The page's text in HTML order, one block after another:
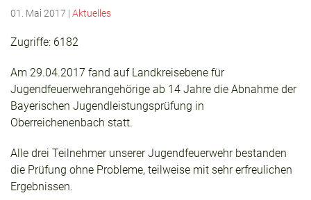
01. Mai 2017 | Aktuelles
Zugriffe: 6182
Am 29.04.2017 fand auf Landkreisebene für
Jugendfeuerwehrangehörige ab 14 Jahre die Abnahme der
Bayerischen Jugendleistungsprüfung in
Oberreichenenbach statt.
Alle drei Teilnehmer unserer Jugendfeuerwehr bestanden
die Prüfung ohne Probleme, teilweise mit sehr erfreulichen
Ergebnissen.